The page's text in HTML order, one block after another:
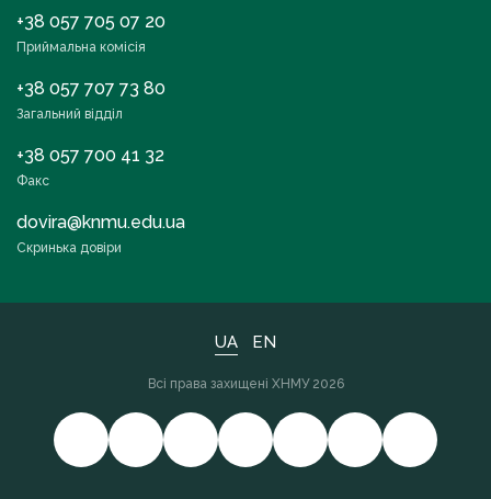
+38 057 705 07 20
Приймальна комісія
+38 057 707 73 80
Загальний відділ
+38 057 700 41 32
Факс
dovira@knmu.edu.ua
Скринька довіри
UA EN
Всі права захищені ХНМУ 2026